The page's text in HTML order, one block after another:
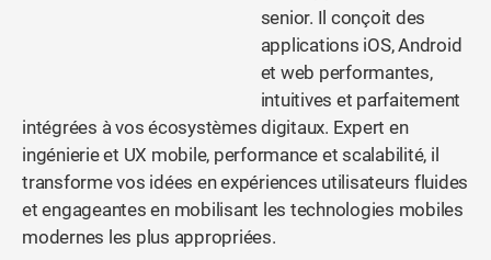
senior. Il conçoit des
applications iOS, Android
et web performantes,
intuitives et parfaitement
intégrées à vos écosystèmes digitaux. Expert en
ingénierie et UX mobile, performance et scalabilité, il
transforme vos idées en expériences utilisateurs fluides
et engageantes en mobilisant les technologies mobiles
modernes les plus appropriées.